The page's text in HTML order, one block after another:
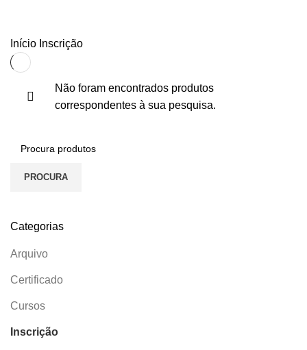
Categorias
Arquivo
Certificado
Cursos
Inscrição
Início Inscrição
Não foram encontrados produtos
correspondentes à sua pesquisa.
PROCURA